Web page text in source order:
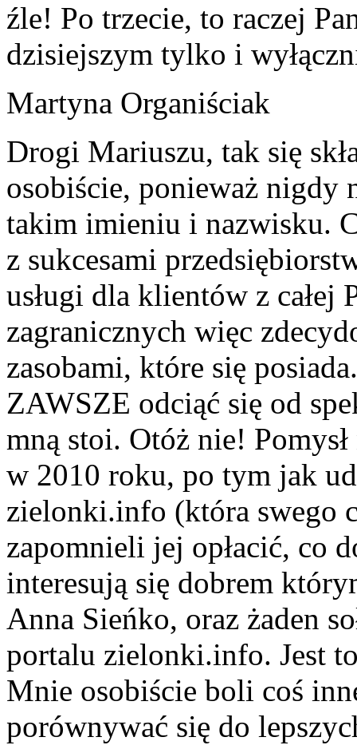
źle! Po trzecie, to raczej
dzisiejszym tylko i
Martyna Organiściak
Drogi Mariuszu, tak się
osobiście, ponieważ nigdy
takim imieniu i nazwisku.
z sukcesami
usługi dla klientów z całej
zagranicznych więc
zasobami, które się
ZAWSZE odciąć się od
mną stoi. Otóż nie!
w 2010 roku, po tym jak
zielonki.info (która swego
zapomnieli jej opłacić, co
interesują się dobrem
Anna Sieńko, oraz żaden
portalu zielonki.info. Jest
Mnie osobiście boli coś
porównywać się do